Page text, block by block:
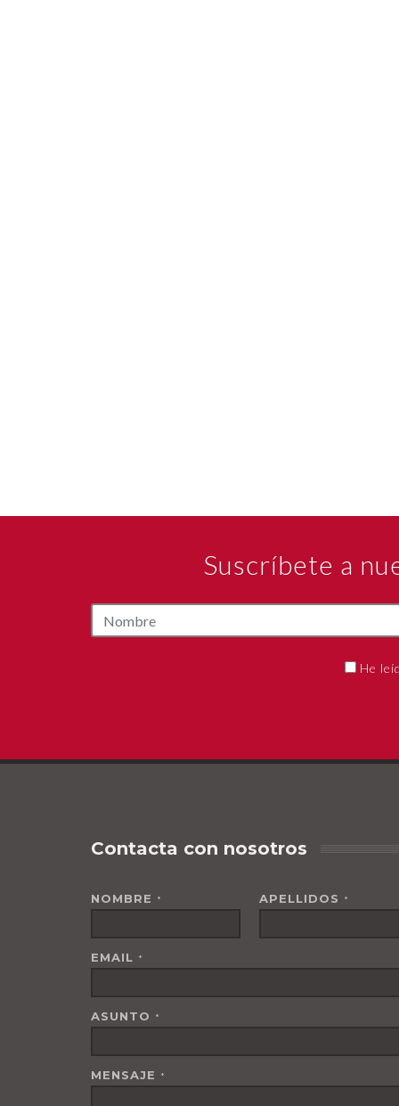
Suscríbete a
He
Contacta con nosotros
NOMBRE * APELLIDOS *
EMAIL *
ASUNTO *
MENSAJE *